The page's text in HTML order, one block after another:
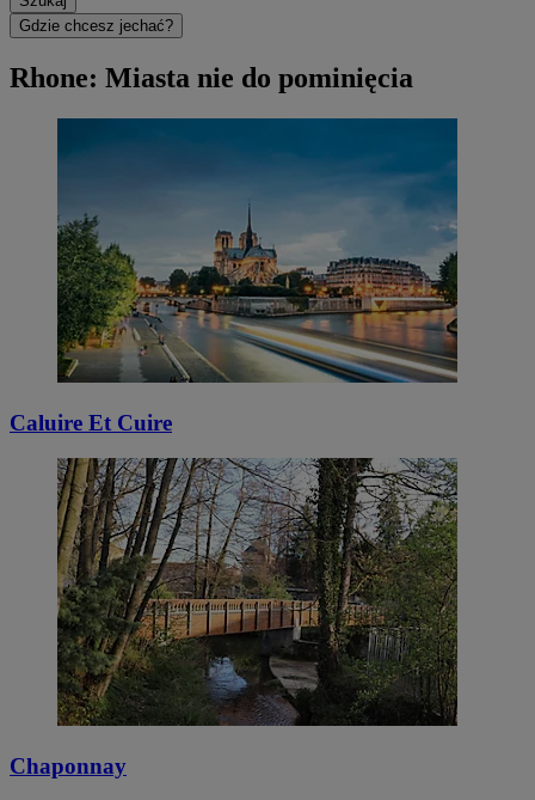
Gdzie chcesz jechać?
Rhone: Miasta nie do pominięcia
Caluire Et Cuire
Chaponnay